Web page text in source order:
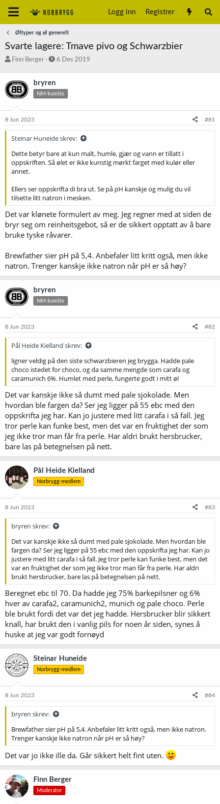
Logg inn Registrer
Øltyper og øl generelt
Svarte lagere: Tmave pivo og Schwarzbier
T
d
s
a
r
t
e
Finn Berger
S
t
a
o
6 Des 2019
bryren
NM-komite
8 Jun 2023 #81
Steinar Huneide skrev:
Dette betyr bare at kun malt, humle, gjær og vann er tillatt i
oppskriften. Så ølet er ikke kunstig mørkt farget med kulør eller
annet.
Ellers ser oppskrifta di bra ut. Se på pH kanskje og mulig du vil
tilsette litt natron i mesken.
Det var klønete formulert av meg. Jeg regner med at siden de
bryr seg om reinheitsgebot, så er de sikkert opptatt av å bare
bruke tyske råvarer.
Brewfather sier pH på 5,4. Anbefaler litt kritt også, men ikke
natron. Trenger kanskje ikke natron når pH er så høy?
bryren
NM-komite
8 Jun 2023 #82
Pål Heide Kielland skrev:
ligner veldig på den siste schwarzbieren jeg brygga. Hadde pale
choco istedet for choco, og da samme mengde som carafa og
caramunich 6%. Humlet med perle, fungerte godt i mitt øl
Det var kanskje ikke så dumt med pale sjokolade. Men
hvordan ble fargen da? Ser jeg ligger på 55 ebc med den
oppskrifta jeg har. Kan jo justere med litt carafa i så fall. Jeg
tror perle kan funke best, men det var en fruktighet der som
jeg ikke tror man får fra perle. Har aldri brukt hersbrucker,
bare las på betegnelsen på nett.
Pål Heide Kielland
Norbrygg-medlem
8 Jun 2023 #83
bryren skrev:
Det var kanskje ikke så dumt med pale sjokolade. Men hvordan ble
fargen da? Ser jeg ligger på 55 ebc med den oppskrifta jeg har. Kan jo
justere med litt carafa i så fall. Jeg tror perle kan funke best, men det
var en fruktighet der som jeg ikke tror man får fra perle. Har aldri
brukt hersbrucker, bare las på betegnelsen på nett.
Beregnet ebc til 70. Da hadde jeg 75% barkepilsner og 6%
hver av carafa2, caramunich2, munich og pale choco. Perle
ble brukt fordi det var det jeg hadde. Hersbrucker blir sikkert
knall, har brukt den i vanlig pils for noen år siden, synes å
huske at jeg var godt fornøyd
Steinar Huneide
Norbrygg-medlem
8 Jun 2023 #84
bryren skrev:
Brewfather sier pH på 5,4. Anbefaler litt kritt også, men ikke natron.
Trenger kanskje ikke natron når pH er så høy?
Det var jo ikke ille da. Går sikkert helt fint uten.
Finn Berger
Moderator